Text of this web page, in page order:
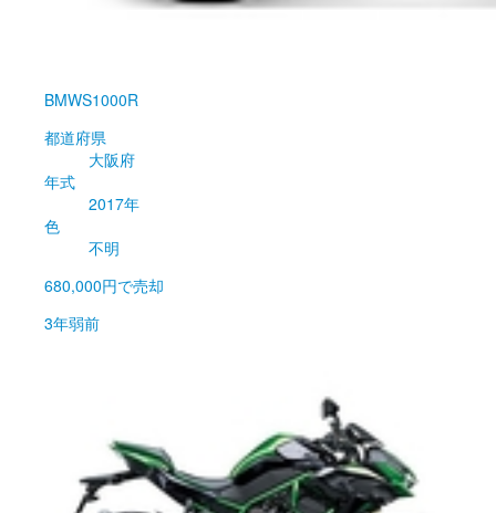
BMWS1000R
都道府県
大阪府
年式
2017年
色
不明
680,000円で売却
3年弱前